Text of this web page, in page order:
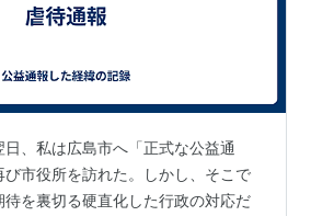
、私は広島市へ「正式な公益通
市役所を訪れた。しかし、そこで
を裏切る硬直化した行政の対応だ